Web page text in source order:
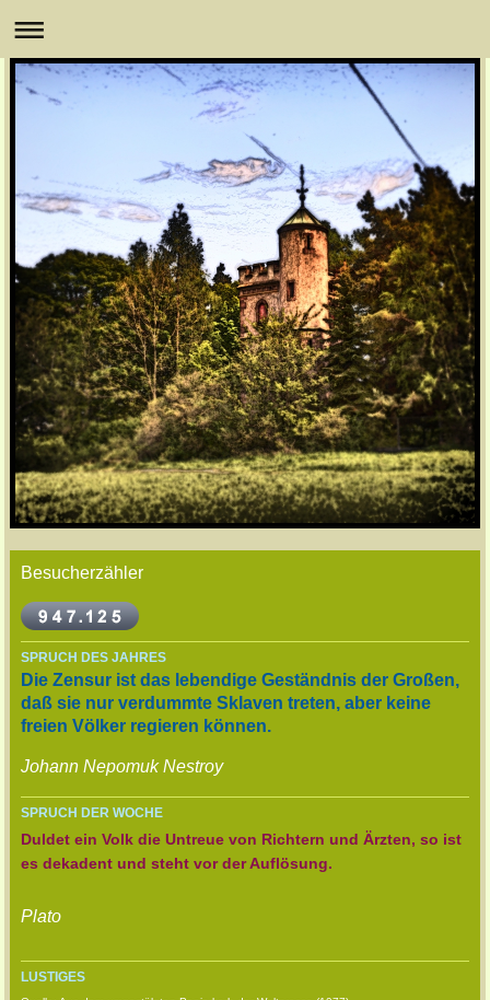
Besucherzähler
SPRUCH DES JAHRES
Die Zensur ist das lebendige Geständnis der Großen,
daß sie nur verdummte Sklaven treten, aber keine
freien Völker regieren können.
Johann Nepomuk Nestroy
SPRUCH DER WOCHE
Duldet ein Volk die Untreue von Richtern und Ärzten, so ist
es dekadent und steht vor der Auflösung.
Plato
LUSTIGES